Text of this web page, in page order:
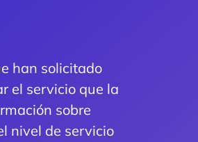
han solicitado
el servicio que la
sobre
nivel de servicio